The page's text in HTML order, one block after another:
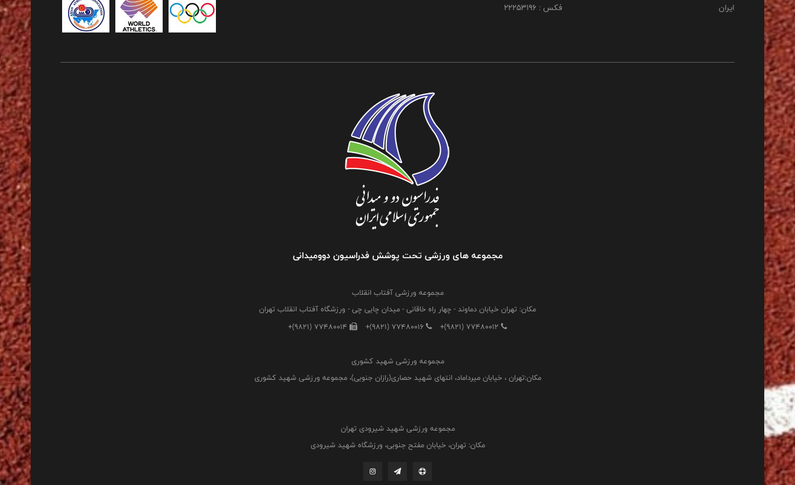
ایران
فکس : 22253196
مجموعه های ورزشی تحت پوشش فدراسیون دوومیدانی
مجموعه ورزشی آفتاب انقلاب
مکان: تهران خیابان دماوند - چهار راه خاقانی - میدان چایی چی - ورزشگاه آفتاب انقلاب تهران
+(9821) 77480012
+(9821) 77480016
+(9821) 77480014
مجموعه ورزشی شهید کشوری
مکان:تهران ، خیابان میرداماد، انتهای شهید حصاری(رازان جنوبی)، مجموعه ورزشی شهید کشوری
مجموعه ورزشی شهید شیرودی تهران
مکان: تهران، خیابان مفتح جنوبی، ورزشگاه شهید شیرودی